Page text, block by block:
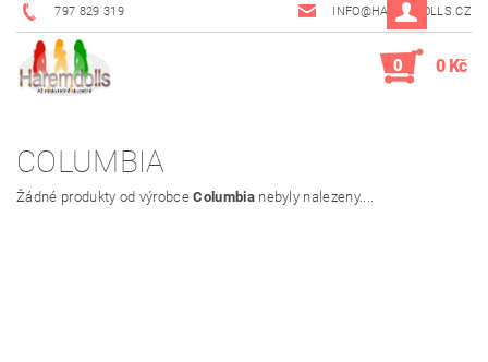
797 829 319 INFO@HAREMDOLLS.CZ
0 0 Kč
COLUMBIA
Žádné produkty od výrobceColumbianebyly nalezeny....